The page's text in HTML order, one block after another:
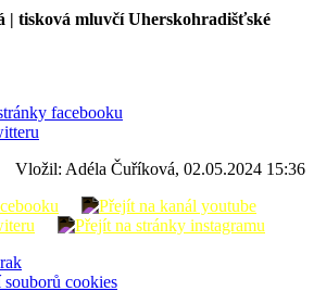
| tisková mluvčí Uherskohradišťské
Vložil: Adéla Čuříková, 02.05.2024 15:36
cookies